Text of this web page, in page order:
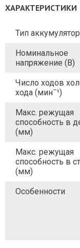
ХАРАКТЕРИСТИКИ
Тип
Номинальное
напряжение (В)
Число ходов
хода (минˉ¹)
Макс. режущая
способность в
(мм)
Макс. режущая
способность в
(мм)
Особенности